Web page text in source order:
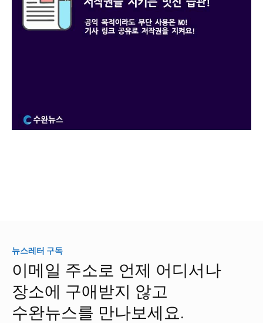
뉴스레터 구독
이메일 주소로 언제 어디서나
장소에 구애받지 않고
수완뉴스를 만나보세요.